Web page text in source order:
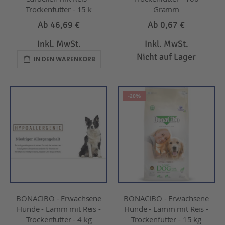
Trockenfutter - 15 k
Ab 46,69 €
Inkl. MwSt.
IN DEN WARENKORB
Gramm
Ab 0,67 €
Inkl. MwSt.
Nicht auf Lager
BONACIBO - Erwachsene
Hunde - Lamm mit Reis -
Trockenfutter - 4 kg
-20%
BONACIBO - Erwachsene
Hunde - Lamm mit Reis -
Trockenfutter - 15 kg